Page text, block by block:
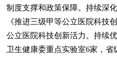
制度支撑和政策保障。持续深
《推进三级甲等公立医院科技
公立医院科技创新活力。持续
卫生健康委重点实验室6家，省